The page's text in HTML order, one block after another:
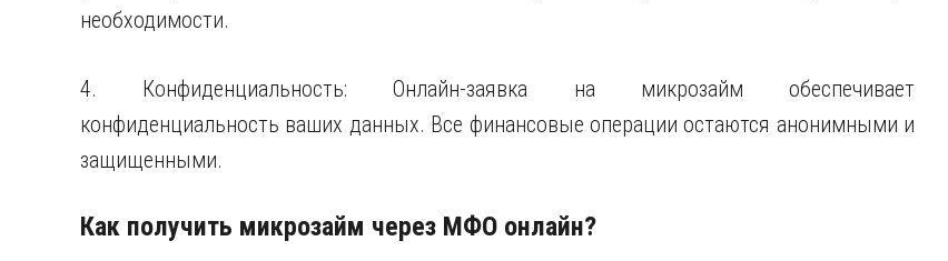
необходимости.
4. Конфиденциальность: Онлайн-заявка на микрозайм обеспечивает
конфиденциальность ваших данных. Все финансовые операции остаются анонимными и
защищенными.
Как получить микрозайм через МФО онлайн?